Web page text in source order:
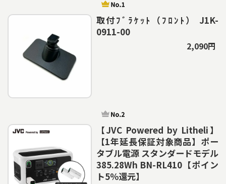
取付ﾌﾞﾗｹｯﾄ（ﾌﾛﾝﾄ） J1K-
0911-00
2,090円
【JVC Powered by Litheli】
【1年延長保証対象商品】ポー
タブル電源 スタンダードモデル
385.28Wh BN-RL410【ポイン
ト5％還元】